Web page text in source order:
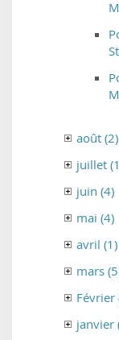
août (2)
juillet
juin (4)
mai (4)
avril (1)
mars
Février
janvier